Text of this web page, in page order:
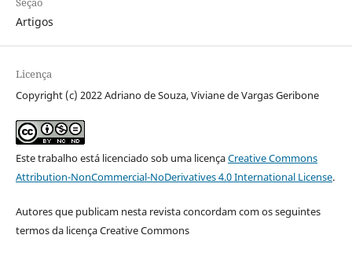
Artigos
Licença
Copyright (c) 2022 Adriano de Souza, Viviane de Vargas Geribone
Este trabalho está licenciado sob uma licençaCreative Commons
Attribution-NonCommercial-NoDerivatives 4.0 International License.
Autores que publicam nesta revista concordam com os seguintes
termos da licença Creative Commons